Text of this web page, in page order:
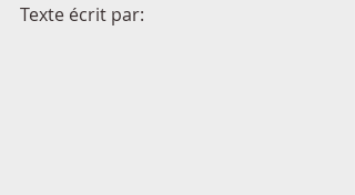
Texte écrit par: